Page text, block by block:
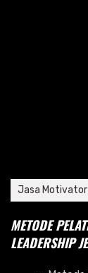
Jasa Motivator
METODE
LEADERSHIP